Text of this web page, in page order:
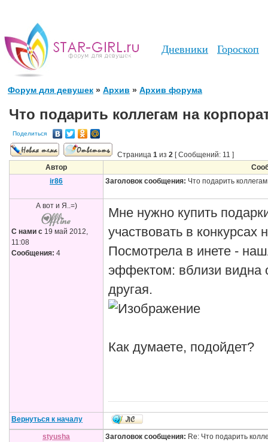
Дневники Гороскоп
Форум для девушек » Архив » Архив форума
Что подарить коллегам на
Поделиться
Страница 1 из 2 [ Сообщений: 11 ]
Автор
ir86
Заголовок сообщения: Что подарить
А вот и Я..=)
С нами с 19 май 2012,
11:08
Сообщения: 4
Мне нужно купить
участвовать в конкурсах
Посмотрела в инете -
эффектом: вблизи видна
другая.
Как думаете, подойдет?
Вернуться к началу
styusha Заголовок сообщения: Re: Что подарить